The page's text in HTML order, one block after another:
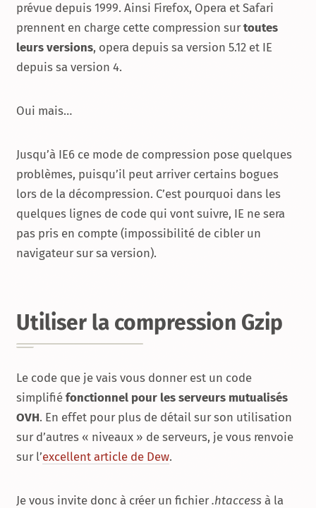
prévue depuis 1999. Ainsi Firefox, Opera et Safari
prennent en charge cette compression surtoutes
leurs versions, opera depuis sa version 5.12 et IE
depuis sa version 4.
Oui mais…
Jusqu’à IE6 ce mode de compression pose quelques
problèmes, puisqu’il peut arriver certains bogues
lors de la décompression. C’est pourquoi dans les
quelques lignes de code qui vont suivre, IE ne sera
pas pris en compte (impossibilité de cibler un
navigateur sur sa version).
Utiliser la compression Gzip
Le code que je vais vous donner est un code
simplifié fonctionnel pour les serveurs mutualisés
OVH. En effet pour plus de détail sur son utilisation
sur d’autres « niveaux » de serveurs, je vous renvoie
sur l’excellent article de Dew.
Je vous invite donc à créer un fichier.htaccess à la